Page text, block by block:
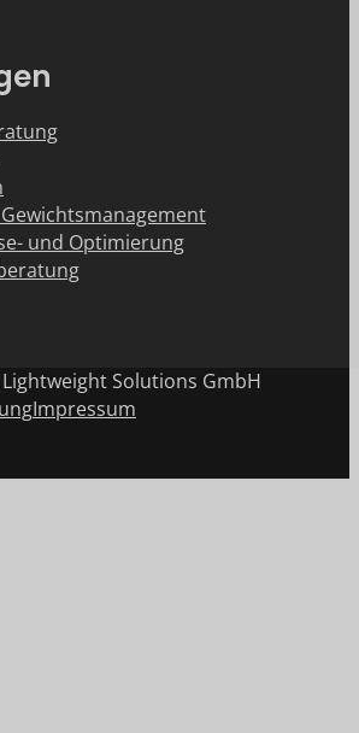
und Optimierung
Solutions GmbH
Impressum